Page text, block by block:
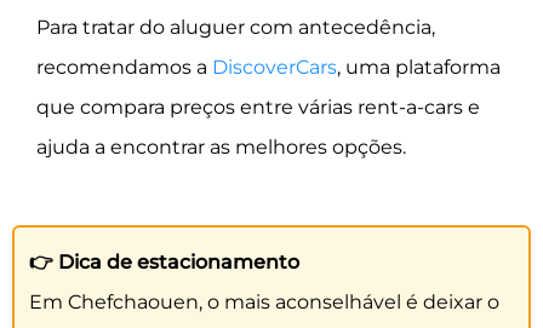
Para tratar do aluguer com antecedência,
recomendamos a DiscoverCars, uma plataforma
que compara preços entre várias rent-a-cars e
ajuda a encontrar as melhores opções.
👉 Dica de estacionamento
Em Chefchaouen, o mais aconselhável é deixar o